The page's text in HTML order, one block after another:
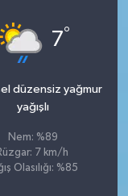
7°
düzensiz yağmur
yağışlı
Nem: %89
7 km/h
Olasılığı: %85